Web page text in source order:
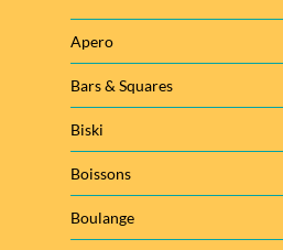
Apero
Bars & Squares
Biski
Boissons
Boulange